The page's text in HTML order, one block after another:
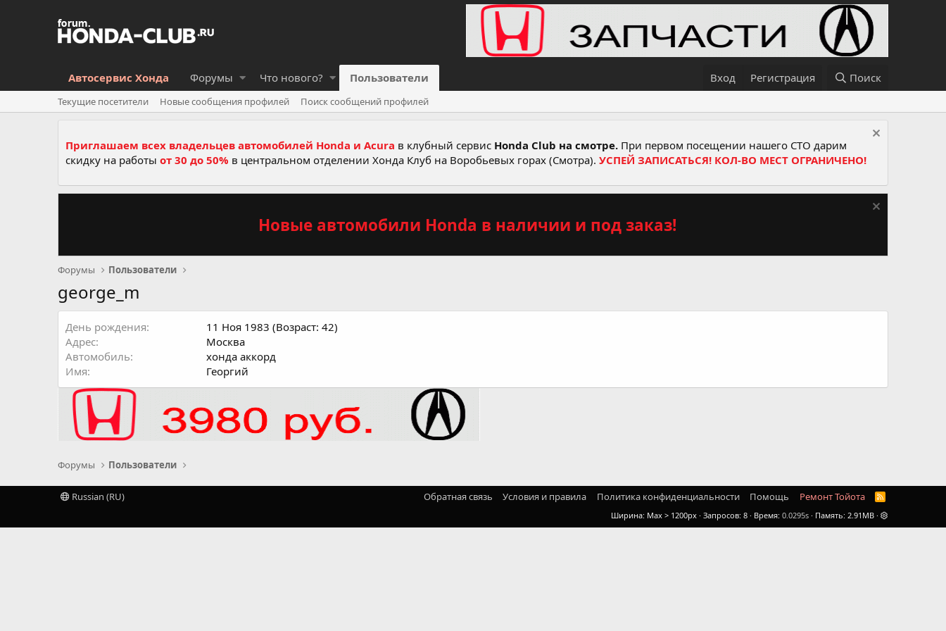
Автосервис Хонда Форумы Что нового? Пользователи Вход Регистрация Поиск
Текущие посетители Новые сообщения профилей Поиск сообщений профилей
Приглашаем всех владельцев автомобилей Honda и Acura в клубный сервис Honda Club на смотре. При первом посещении нашего СТО дарим
скидку на работы от 30 до 50% в центральном отделении Хонда Клуб на Воробьевых горах (Смотра). УСПЕЙ ЗАПИСАТЬСЯ! КОЛ-ВО МЕСТ ОГРАНИЧЕНО!
Новые автомобили Honda в наличии и под заказ!
Форумы Пользователи
george_m
День рождения
11 Ноя 1983 (Возраст: 42)
Адрес
Москва
Автомобиль
хонда аккорд
Имя
Георгий
Форумы Пользователи
Russian (RU) Обратная связь Условия и правила Политика конфиденциальности Помощь Ремонт Тойота
R
S
Ширина Запросов 8 Время 0.0295s Память 2.91MB